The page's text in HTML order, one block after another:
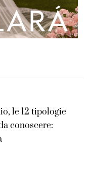
le 12 tipologie
conoscere: